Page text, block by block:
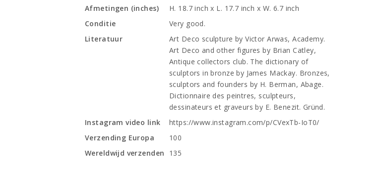
Afmetingen (inches)
H. 18.7 inch x L. 17.7 inch x W. 6.7 inch
Conditie
Very good.
Literatuur
Art Deco sculpture by Victor Arwas, Academy.
Art Deco and other figures by Brian Catley,
Antique collectors club. The dictionary of
sculptors in bronze by James Mackay. Bronzes,
sculptors and founders by H. Berman, Abage.
Dictionnaire des peintres, sculpteurs,
dessinateurs et graveurs by E. Benezit. Gründ.
Instagram video link
https://www.instagram.com/p/CVexTb-IoT0/
Verzending Europa
100
Wereldwijd verzenden
135